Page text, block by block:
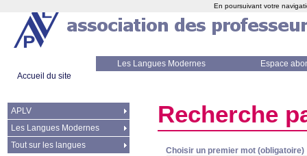
Les Langues Modernes
Espace
Accueil du site
Recherche
Choisir un premier mot (obligatoire)
APLV
Les Langues Modernes
Tout sur les langues
En poursuivant votre